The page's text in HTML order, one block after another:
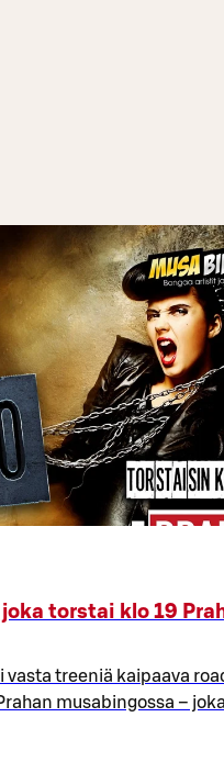
torstai klo 19
vasta treeniä kaipaava
musabingossa –